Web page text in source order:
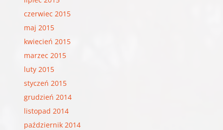
czerwiec 2015
maj 2015
kwiecień 2015
marzec 2015
luty 2015
styczeń 2015
grudzień 2014
listopad 2014
październik 2014